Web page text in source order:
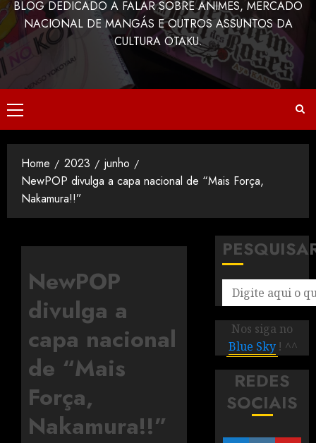
BLOG DEDICADO A FALAR SOBRE ANIMES, MERCADO
NACIONAL DE MANGÁS E OUTROS ASSUNTOS DA
CULTURA OTAKU.
Home 2023
junho
NewPOP divulga a capa nacional de “Mais Força,
Nakamura!!”
NewPOP
divulga a
capa nacional
de “Mais
Força,
Nakamura!!”
Nos siga no
Blue Sky ! ^^
REDES
SOCIAIS